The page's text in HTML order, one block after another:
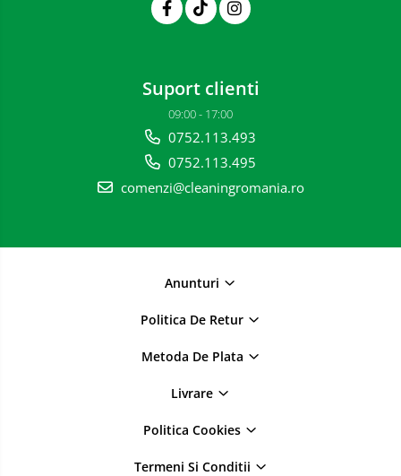
Suport clienti
09:00 - 17:00
0752.113.493
0752.113.495
comenzi@cleaningromania.ro
Anunturi
Politica De Retur
Metoda De Plata
Livrare
Politica Cookies
Termeni Si Conditii